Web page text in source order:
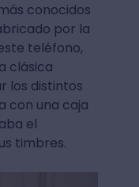
conocidos
por la
teléfono,
clásica
los distintos
con una caja
el
timbres.